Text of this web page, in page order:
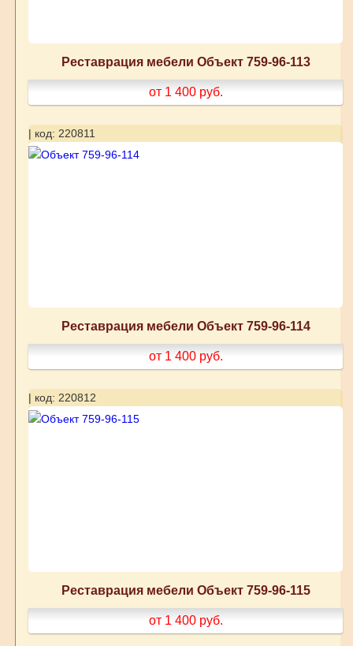
Реставрация мебели Объект 759-96-113
от 1 400 руб.
| код: 220811
Реставрация мебели Объект 759-96-114
от 1 400 руб.
| код: 220812
Реставрация мебели Объект 759-96-115
от 1 400 руб.